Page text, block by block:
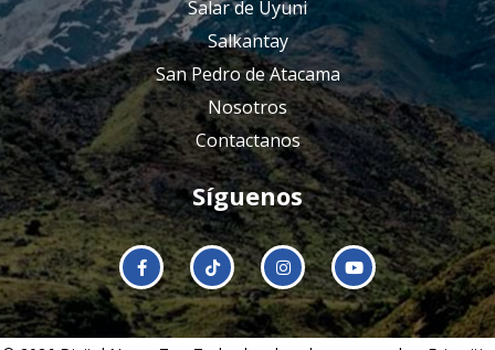
Salar de Uyuni
Salkantay
San Pedro de Atacama
Nosotros
Contactanos
Síguenos